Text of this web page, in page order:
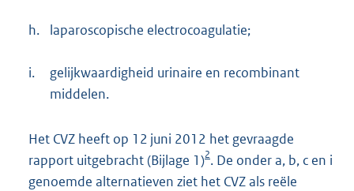
h. laparoscopische electrocoagulatie;
i.
gelijkwaardigheid urinaire en recombinant
middelen.
Het CVZ heeft op 12 juni 2012 het gevraagde
rapport uitgebracht (Bijlage 1)2. De onder a, b, c en i
genoemde alternatieven ziet het CVZ als reële